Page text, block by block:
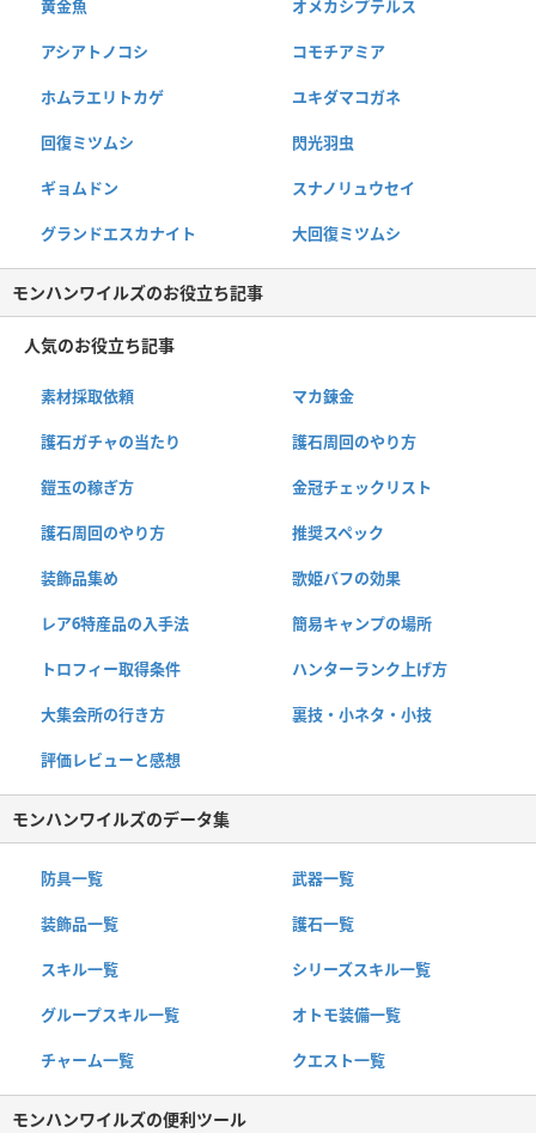
黄金魚 オメカシプテルス
アシアトノコシ コモチアミア
ホムラエリトカゲ ユキダマコガネ
回復ミツムシ 閃光羽虫
ギョムドン スナノリュウセイ
グランドエスカナイト 大回復ミツムシ
モンハンワイルズのお役立ち記事
人気のお役立ち記事
素材採取依頼 マカ錬金
護石ガチャの当たり 護石周回のやり方
鎧玉の稼ぎ方 金冠チェックリスト
護石周回のやり方 推奨スペック
装飾品集め 歌姫バフの効果
レア6特産品の入手法 簡易キャンプの場所
トロフィー取得条件 ハンターランク上げ方
大集会所の行き方 裏技・小ネタ・小技
評価レビューと感想
モンハンワイルズのデータ集
防具一覧 武器一覧
装飾品一覧 護石一覧
スキル一覧 シリーズスキル一覧
グループスキル一覧 オトモ装備一覧
チャーム一覧 クエスト一覧
モンハンワイルズの便利ツール